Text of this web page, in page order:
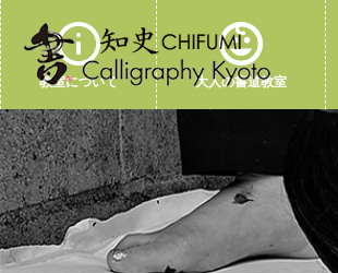
教室について 大人の書道教室